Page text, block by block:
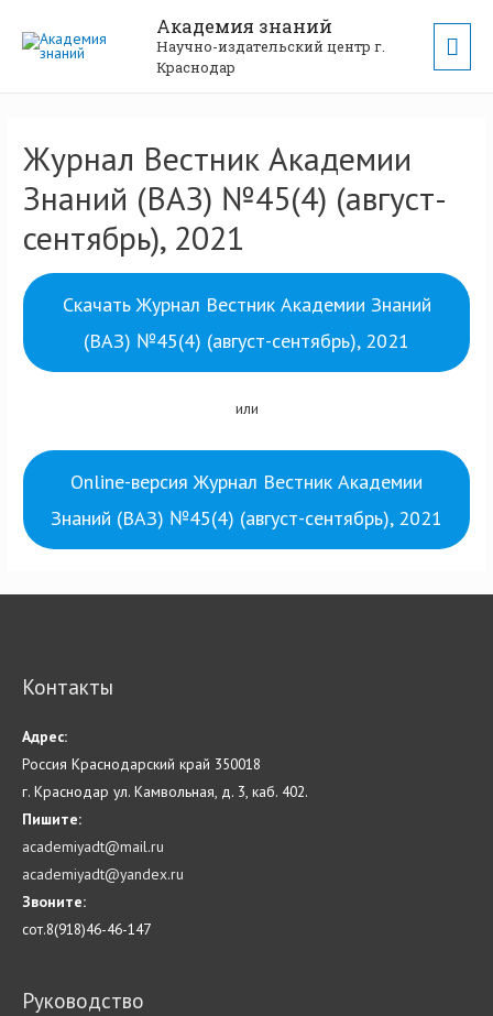
Академия знаний
Научно-издательский центр г.
Краснодар
Журнал Вестник Академии
Знаний (ВАЗ) №45(4) (август-
сентябрь), 2021
Скачать Журнал Вестник Академии Знаний
(ВАЗ) №45(4) (август-сентябрь), 2021
или
Online-версия Журнал Вестник Академии
Знаний (ВАЗ) №45(4) (август-сентябрь), 2021
Контакты
Адрес:
Россия Краснодарский край 350018
г. Краснодар ул. Камвольная, д. 3, каб. 402.
Пишите:
academiyadt@mail.ru
academiyadt@yandex.ru
Звоните:
сот.8(918)46-46-147
Руководство